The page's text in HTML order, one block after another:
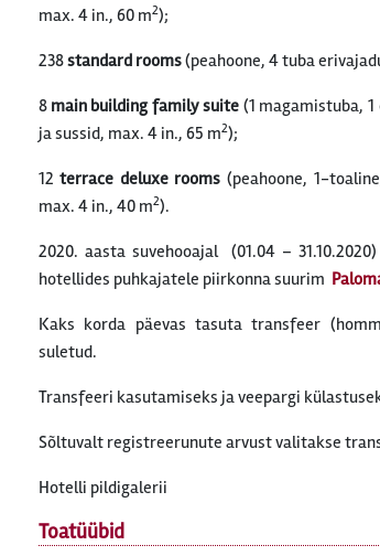
max. 4 in., 60 m2);
238standard rooms(peahoone, 4 tuba
8 main building family suite (1 magamistuba,
ja sussid, max. 4 in., 65 m2);
12 terrace deluxe rooms (peahoone, 1-
max. 4 in., 40 m2).
2020. aasta suvehooajal (01.04 –
hotellides puhkajatele piirkonna suurim
Kaks korda päevas tasuta transfeer
suletud.
Transfeeri kasutamiseks ja veepargi
Sõltuvalt registreerunute arvust valitakse
Hotelli pildigalerii
Toatüübid